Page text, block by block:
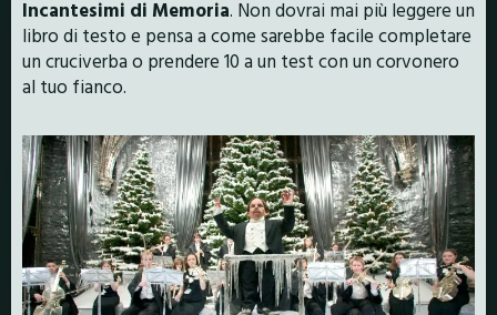
Incantesimi di Memoria. Non dovrai mai più leggere un
libro di testo e pensa a come sarebbe facile completare
un cruciverba o prendere 10 a un test con un corvonero
al tuo fianco.